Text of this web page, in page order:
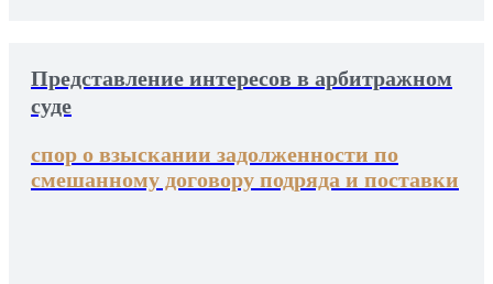
Представление интересов в арбитражном
суде
спор о взыскании задолженности по
смешанному договору подряда и поставки